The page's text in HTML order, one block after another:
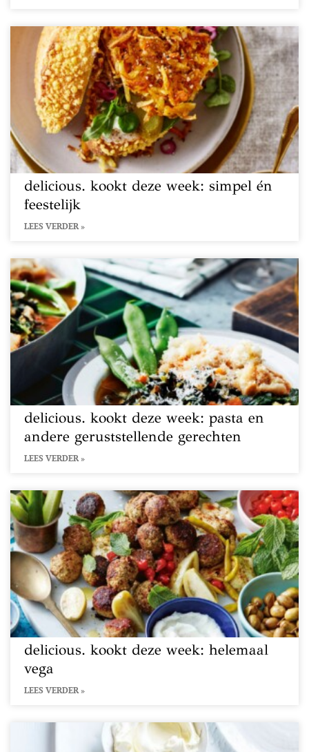
delicious. kookt deze week: simpel én
feestelijk
LEES VERDER »
delicious. kookt deze week: pasta en
andere geruststellende gerechten
LEES VERDER »
delicious. kookt deze week: helemaal
vega
LEES VERDER »